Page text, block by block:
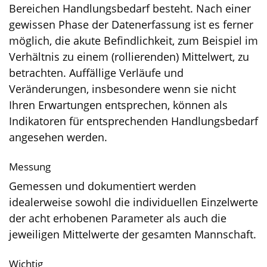
Bereichen Handlungsbedarf besteht. Nach einer
gewissen Phase der Datenerfassung ist es ferner
möglich, die akute Befindlichkeit, zum Beispiel im
Verhältnis zu einem (rollierenden) Mittelwert, zu
betrachten. Auffällige Verläufe und
Veränderungen, insbesondere wenn sie nicht
Ihren Erwartungen entsprechen, können als
Indikatoren für entsprechenden Handlungsbedarf
angesehen werden.
Messung
Gemessen und dokumentiert werden
idealerweise sowohl die individuellen Einzelwerte
der acht erhobenen Parameter als auch die
jeweiligen Mittelwerte der gesamten Mannschaft.
Wichtig